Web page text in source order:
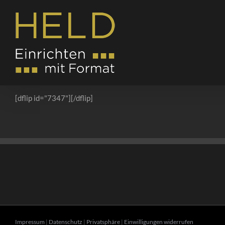
Inhalt
springen
[dflip id="7347"][/dflip]
Impressum | Datenschutz | Privatsphäre | Einwilligungen widerrufen